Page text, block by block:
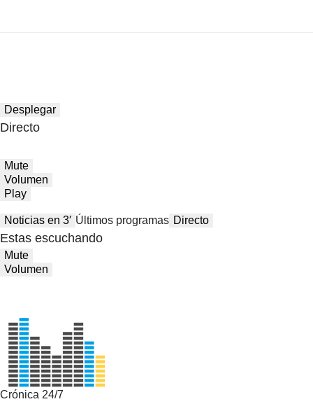
Desplegar
Directo
Mute
Volumen
Play
Noticias en 3′ Últimos programas Directo
Estas escuchando
Mute
Volumen
Crónica 24/7